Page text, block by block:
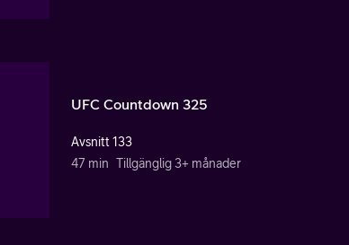
UFC Countdown 325
Avsnitt 133
47 min Tillgänglig 3+ månader